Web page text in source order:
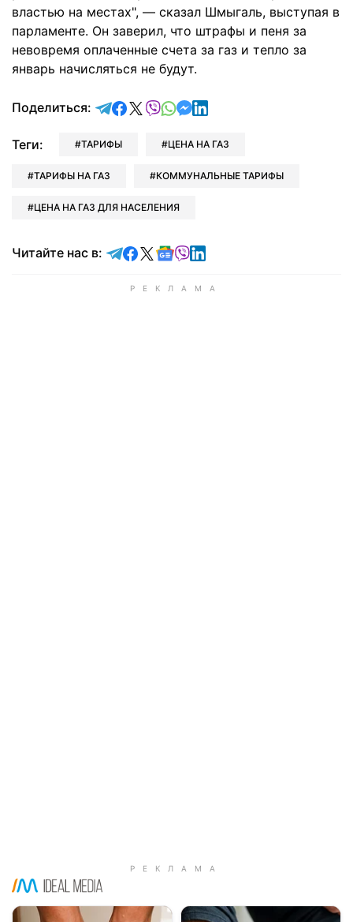
властью на местах", — сказал Шмыгаль, выступая в
парламенте. Он заверил, что штрафы и пеня за
невовремя оплаченные счета за газ и тепло за
январь начисляться не будут.
Поделиться: отправить в Telegram
поделиться в Facebook
поделиться в X
отправить в Viber
отправить в Whatsapp
отправить в Messenger
отправить в LinkedIn
Теги: ТАРИФЫ ЦЕНА НА ГАЗ
ТАРИФЫ НА ГАЗ КОММУНАЛЬНЫЕ ТАРИФЫ
ЦЕНА НА ГАЗ ДЛЯ НАСЕЛЕНИЯ
Читайте нас в: Читайте в Telegram
Читайте в Facebook
Читайте в X
Читайте в Google news
Читайте в Viber
Читайте в LinkedIn